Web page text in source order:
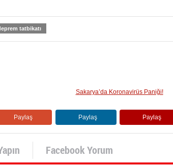
tatbikatı
Sakarya’da Koronavirüs Paniği!
Paylaş Paylaş Paylaş
Facebook Yorum